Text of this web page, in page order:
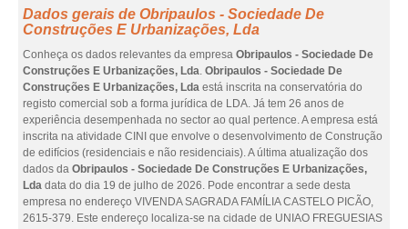
Dados gerais de Obripaulos - Sociedade De
Construções E Urbanizações, Lda
Conheça os dados relevantes da empresa Obripaulos - Sociedade De
Construções E Urbanizações, Lda. Obripaulos - Sociedade De
Construções E Urbanizações, Lda está inscrita na conservatória do
registo comercial sob a forma jurídica de LDA. Já tem 26 anos de
experiência desempenhada no sector ao qual pertence. A empresa está
inscrita na atividade CINI que envolve o desenvolvimento de Construção
de edifícios (residenciais e não residenciais). A última atualização dos
dados da Obripaulos - Sociedade De Construções E Urbanizações,
Lda data do dia 19 de julho de 2026. Pode encontrar a sede desta
empresa no endereço VIVENDA SAGRADA FAMÍLIA CASTELO PICÃO,
2615-379. Este endereço localiza-se na cidade de UNIAO FREGUESIAS